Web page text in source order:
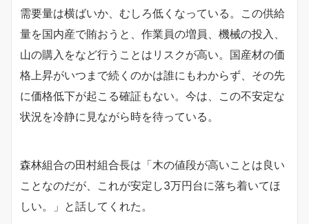
需要量は横ばいか、むしろ低くなっている。この供給
量を国内産で賄おうと、作業員の増員、機械の投入、
山の購入をなど行うことはリスクが高い。国産材の価
格上昇がいつまで続くのかは誰にもわからず、その先
に価格低下が起こる確証もない。今は、この不安定な
状況を冷静に見ながら時を待っている。
森林組合の田村組合長は「木の値段が高いことは良い
ことなのだが、これが安定し3万円台に落ち着いてほ
しい。」と話してくれた。